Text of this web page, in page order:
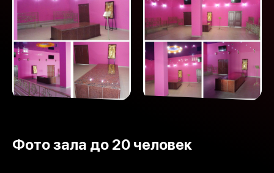
Фото зала до 20 человек